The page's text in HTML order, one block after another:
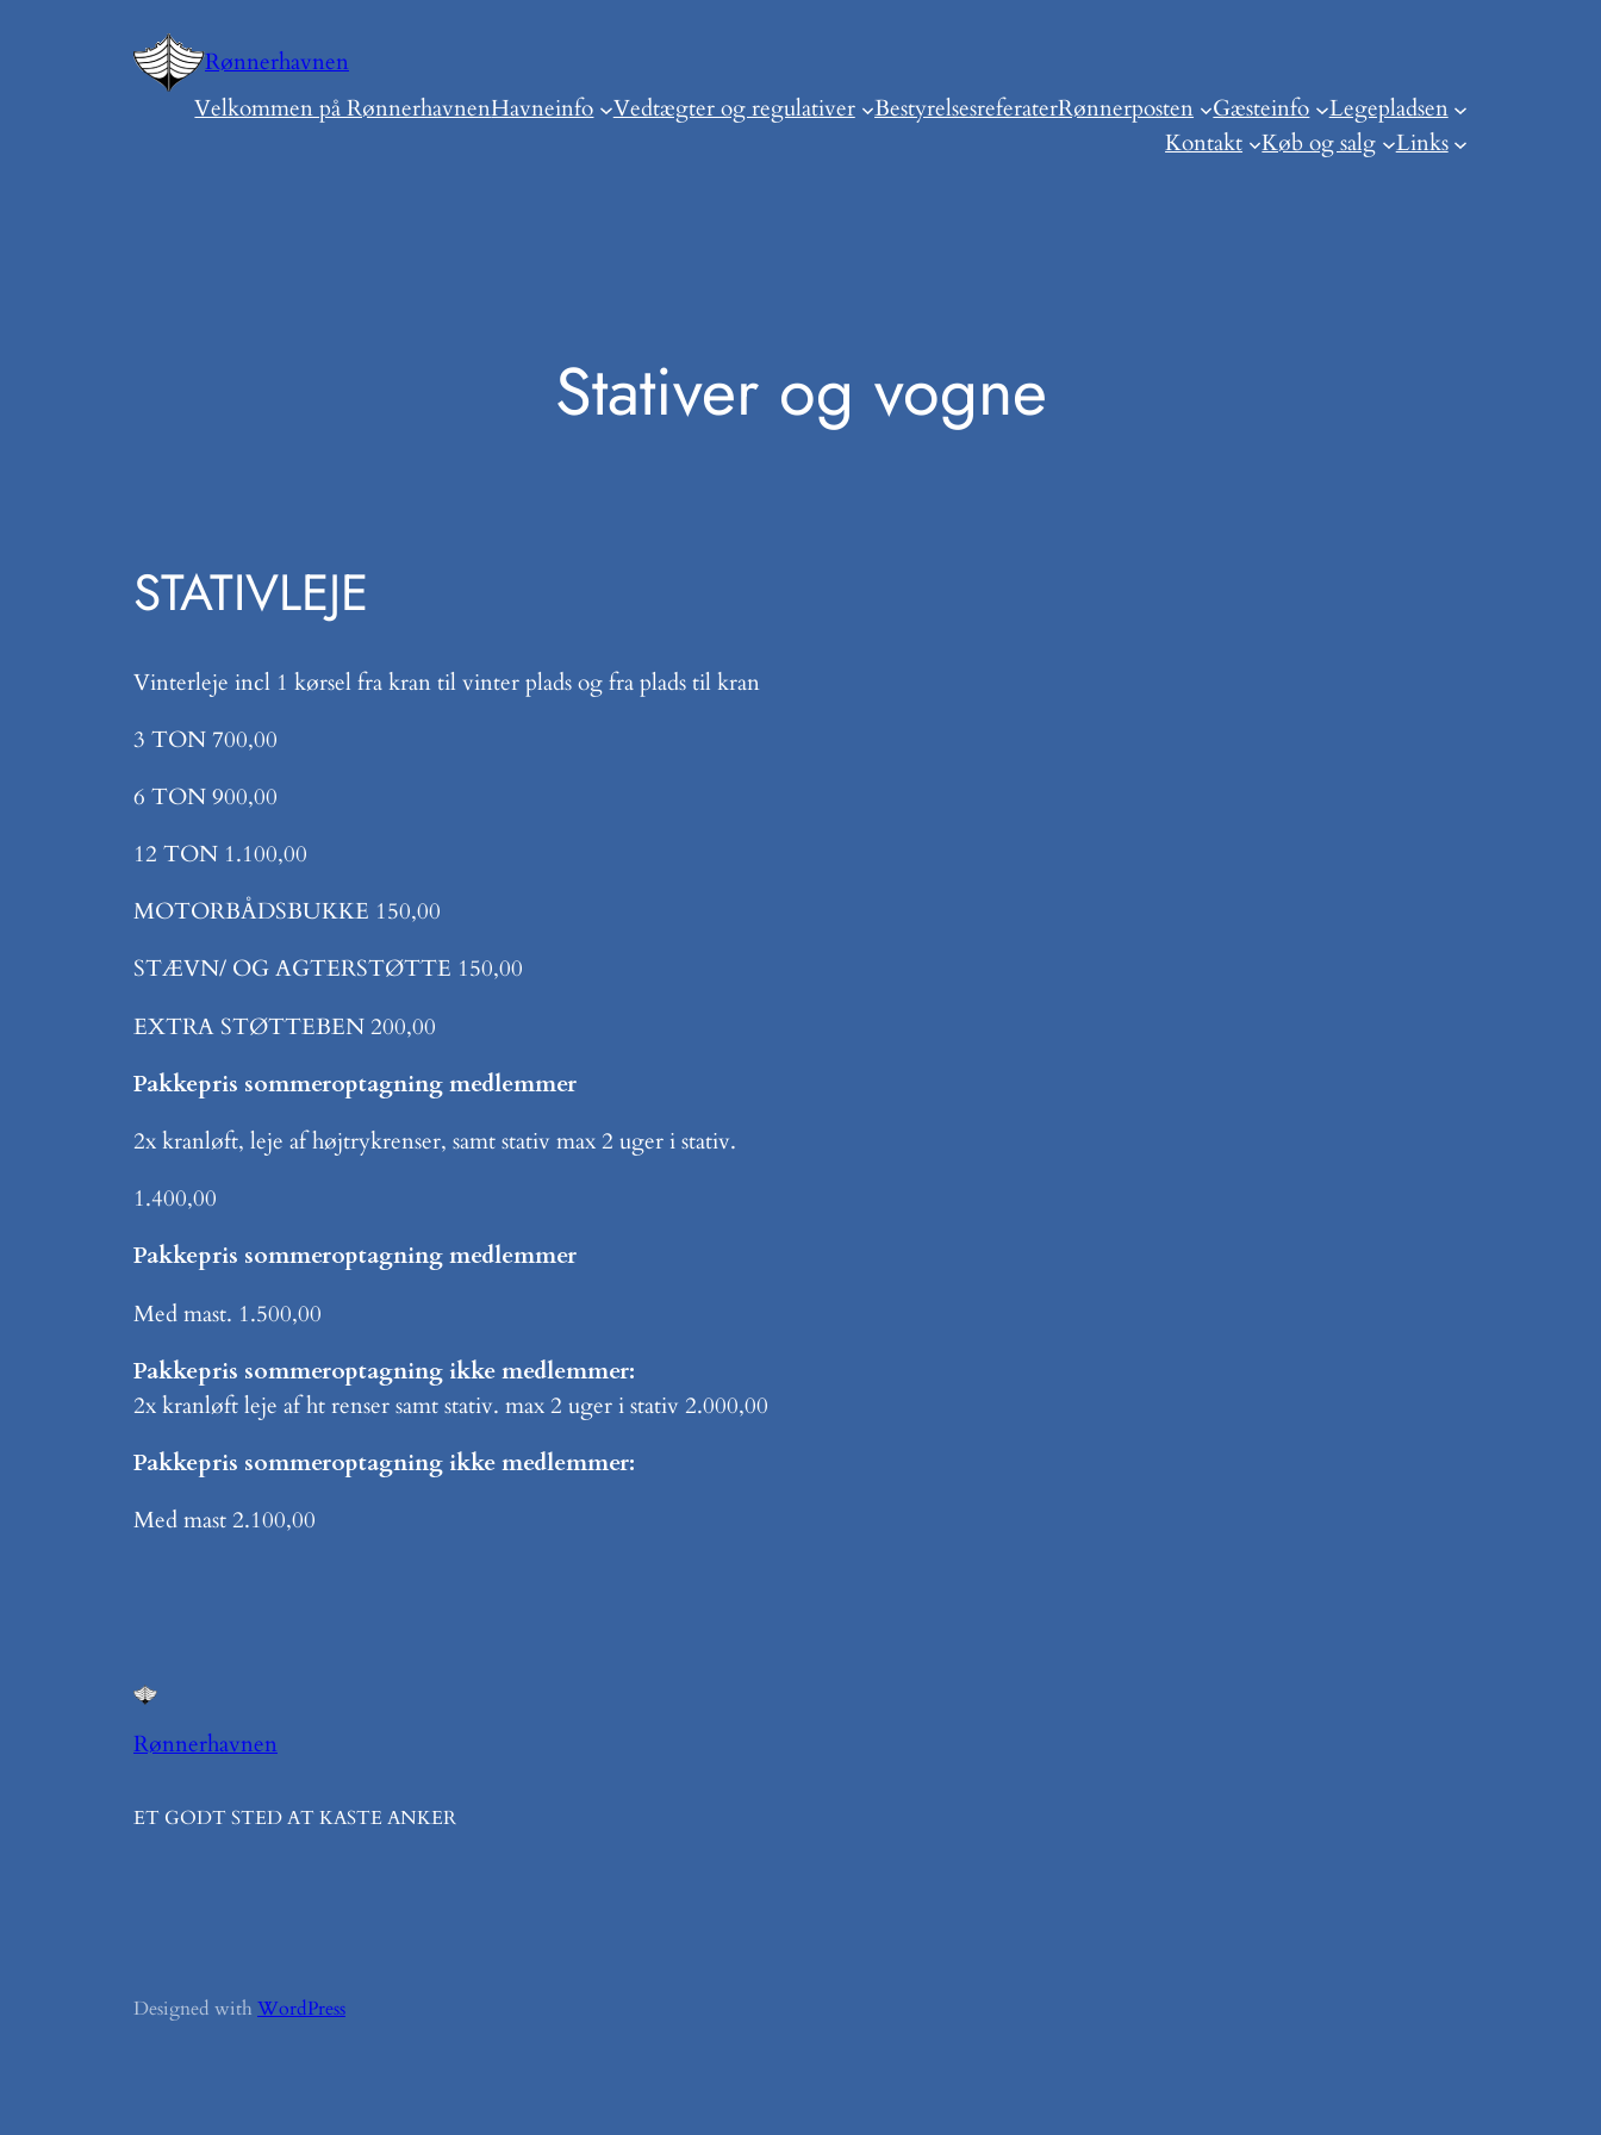
Rønnerhavnen
Velkommen på RønnerhavnenHavneinfo Vedtægter og regulativer BestyrelsesreferaterRønnerposten Gæsteinfo
Legepladsen
Kontakt
Køb og salg Links
Stativer og vogne
STATIVLEJE
Vinterleje incl 1 kørsel fra kran til vinter plads og fra plads til kran
3 TON 700,00
6 TON 900,00
12 TON 1.100,00
MOTORBÅDSBUKKE 150,00
STÆVN/ OG AGTERSTØTTE 150,00
EXTRA STØTTEBEN 200,00
Pakkepris sommeroptagning medlemmer
2x kranløft, leje af højtrykrenser, samt stativ max 2 uger i stativ.
1.400,00
Pakkepris sommeroptagning medlemmer
Med mast. 1.500,00
Pakkepris sommeroptagning ikke medlemmer:
2x kranløft leje af ht renser samt stativ. max 2 uger i stativ 2.000,00
Pakkepris sommeroptagning ikke medlemmer:
Med mast 2.100,00
Rønnerhavnen
ET GODT STED AT KASTE ANKER
Designed with WordPress